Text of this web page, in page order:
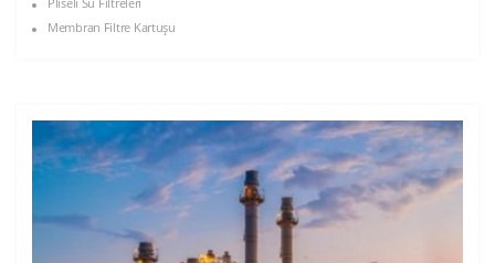
Membran Filtre Kartuşu